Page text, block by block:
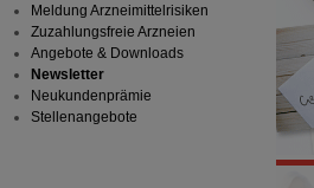
Meldung Arzneimittelrisiken
Zuzahlungsfreie Arzneien
Angebote & Downloads
Newsletter
Neukundenprämie
Stellenangebote